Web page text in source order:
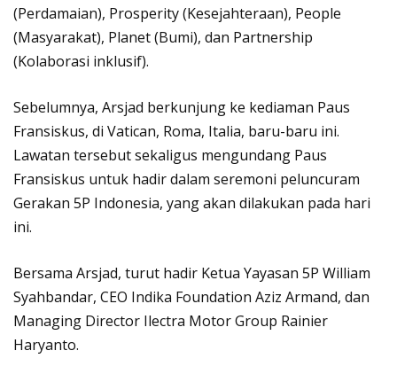
(Perdamaian), Prosperity (Kesejahteraan), People
(Masyarakat), Planet (Bumi), dan Partnership
(Kolaborasi inklusif).
Sebelumnya, Arsjad berkunjung ke kediaman Paus
Fransiskus, di Vatican, Roma, Italia, baru-baru ini.
Lawatan tersebut sekaligus mengundang Paus
Fransiskus untuk hadir dalam seremoni peluncuram
Gerakan 5P Indonesia, yang akan dilakukan pada hari
ini.
Bersama Arsjad, turut hadir Ketua Yayasan 5P William
Syahbandar, CEO Indika Foundation Aziz Armand, dan
Managing Director Ilectra Motor Group Rainier
Haryanto.